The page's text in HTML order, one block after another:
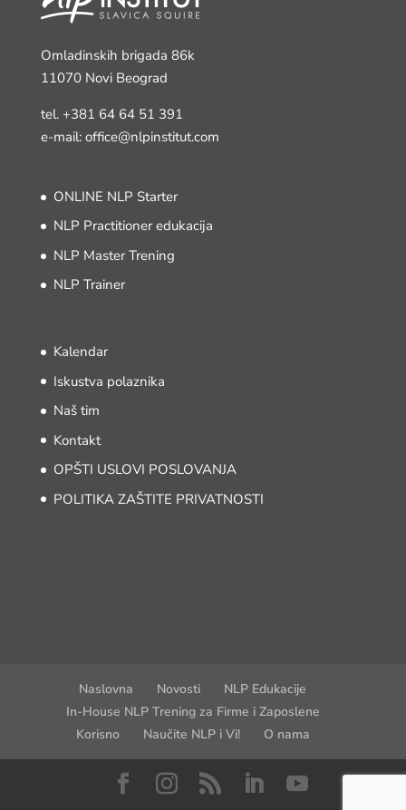
Omladinskih brigada 86k
11070 Novi Beograd
tel. +381 64 64 51 391
e-mail: office@nlpinstitut.com
ONLINE NLP Starter
NLP Practitioner edukacija
NLP Master Trening
NLP Trainer
Kalendar
Iskustva polaznika
Naš tim
Kontakt
OPŠTI USLOVI POSLOVANJA
POLITIKA ZAŠTITE PRIVATNOSTI
Naslovna Novosti
NLP Edukacije
In-House NLP Trening za Firme i Zaposlene
Korisno
Naučite NLP i Vi! O nama